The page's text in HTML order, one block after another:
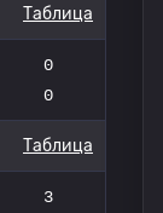
Таблица
0
0
Таблица
3